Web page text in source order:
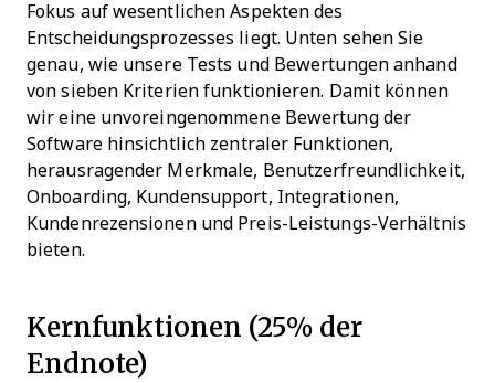
Fokus auf wesentlichen Aspekten des
Entscheidungsprozesses liegt. Unten sehen Sie
genau, wie unsere Tests und Bewertungen anhand
von sieben Kriterien funktionieren. Damit können
wir eine unvoreingenommene Bewertung der
Software hinsichtlich zentraler Funktionen,
herausragender Merkmale, Benutzerfreundlichkeit,
Onboarding, Kundensupport, Integrationen,
Kundenrezensionen und Preis-Leistungs-Verhältnis
bieten.
Kernfunktionen (25% der
Endnote)